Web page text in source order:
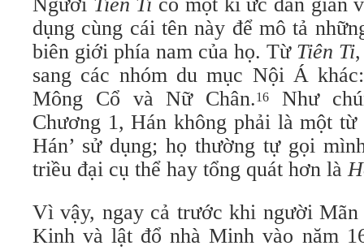
dụng cùng cái tên này để mô tả
biên giới phía nam của họ. Từ Tiên Ti
sang các nhóm du mục Nội Á
Mông Cổ và Nữ Chân.16
Như
Chương 1, Hán không phải là một
Hán’ sử dụng; họ thường tự gọi
triều đại cụ thể hay tổng quát hơn là
Vì vậy, ngay cả trước khi người Mãn
Kinh và lật đổ nhà Minh vào năm